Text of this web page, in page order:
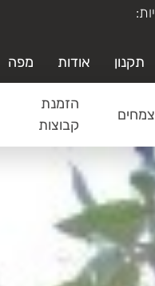
תקנון אודות מפה
צמחים
הזמנת
קבוצות